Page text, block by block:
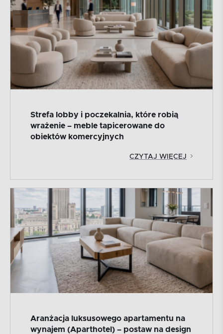
Strefa lobby i poczekalnia, które robią
wrażenie – meble tapicerowane do
obiektów komercyjnych
CZYTAJ WIĘCEJ
Aranżacja luksusowego apartamentu na
wynajem (Aparthotel) – postaw na design